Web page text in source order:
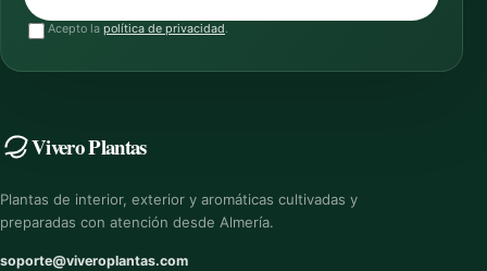
Acepto la política de privacidad.
Vivero Plantas
Plantas de interior, exterior y aromáticas cultivadas y
preparadas con atención desde Almería.
soporte@viveroplantas.com